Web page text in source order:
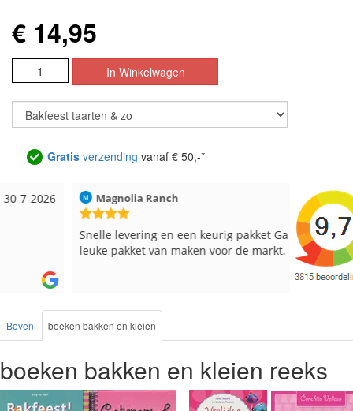
€ 14,95
Gratis verzending vanaf € 50,-*
Magnolia Ranch
Snelle levering en een keurig pakket Ga er weer
leuke pakket van maken voor de markt.
Hilde uit
Reeds
besteld,
Boven boeken bakken en kleien
boeken bakken en kleien reeks